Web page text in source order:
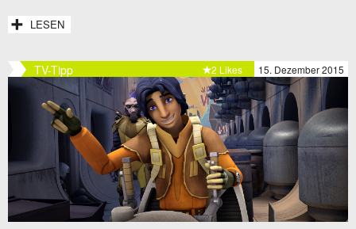
LESEN
TV-Tipp 15. Dezember 2015
2 Likes